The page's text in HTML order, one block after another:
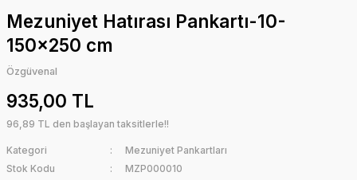
Mezuniyet Hatırası Pankartı-10-
150x250 cm
Özgüvenal
935,00 TL
96,89 TL den başlayan taksitlerle!!
Kategori
Mezuniyet Pankartları
Stok Kodu
MZP000010